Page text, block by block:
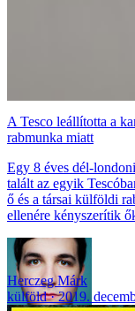
A Tesco leállította a
rabmunka miatt
Egy 8 éves dél-
talált az egyik
ő és a társai külföldi
ellenére kényszerítik
Herczeg Márk
külföld
2019.